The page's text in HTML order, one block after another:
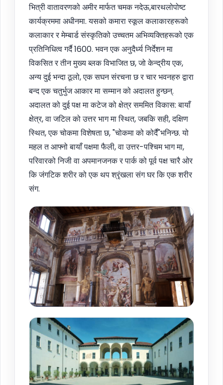
भित्री वातावरणको अमीर मार्फत चमक नदेऊ,बारथलोपोष्ट
कार्यक्रममा अधीनमा. यसको कमारा स्कूल कलाकारहरूको
कलाकार र मेम्बार्ड संस्कृतिको उच्चतम अभिव्यक्तिहरूको एक
प्रतिनिधित्व गर्दै 1600. भवन एक अनुदैर्ध्य निर्देशन मा
विकसित र तीन मुख्य ब्लक विभाजित छ, जो केन्द्रीय एक,
अन्य दुई भन्दा ठूलो, एक सघन संरचना छ र चार भवनहरु द्वारा
बन्द एक चतुर्भुज आकार मा सम्मान को अदालत हुन्छन्.
अदालत को दुई पक्ष मा कटेज को क्षेत्र सममित विकास: बायाँ
क्षेत्र, वा जटिल को उत्तर भाग मा स्थित, जबकि सही, दक्षिण
स्थित, एक चोकमा विशेषता छ, "चोकमा को कोर्दै"भनिन्छ. यो
महल त आफ्नो बायाँ पक्षमा फैली, वा उत्तर-पश्चिम भाग मा,
परिवारको निजी वा अपमानजनक र पार्क को पूर्व पक्ष चारै ओर
कि जंगटिक शरीर को एक थप श्रृंखला संग घर कि एक शरीर
संग.